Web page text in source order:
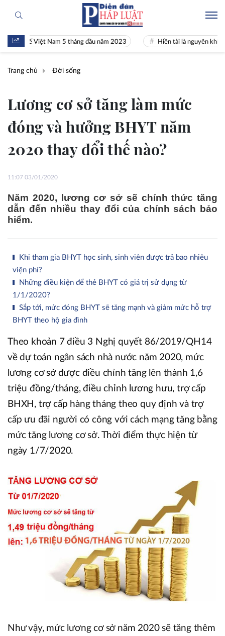
Việt Nam 5 tháng đầu năm 2023 Hiền tài là nguyên khí Quốc gia
Trang chủ Đời sống
Lương cơ sở tăng làm mức
đóng và hưởng BHYT năm
2020 thay đổi thế nào?
11:07 03/01/2020
Năm 2020, lương cơ sở sẽ chính thức tăng
dẫn đến nhiều thay đổi của chính sách bảo
hiểm.
Khi tham gia BHYT học sinh, sinh viên được trả bao nhiêu
viện phí?
Những điều kiện để thẻ BHYT có giá trị sử dụng từ
1/1/2020?
Sắp tới, mức đóng BHYT sẽ tăng mạnh và giảm mức hỗ trợ
BHYT theo hộ gia đình
Theo khoản 7 điều 3 Nghị quyết 86/2019/QH14
về dự toán ngân sách nhà nước năm 2020, mức
lương cơ sở được điều chỉnh tăng lên thành 1,6
triệu đồng/tháng, điều chỉnh lương hưu, trợ cấp
BHXH, trợ cấp hàng tháng theo quy định và trợ
cấp ưu đãi người có công với cách mạng tăng bằng
mức tăng lương cơ sở. Thời điểm thực hiện từ
ngày 1/7/2020.
Như vậy, mức lương cơ sở năm 2020 sẽ tăng thêm